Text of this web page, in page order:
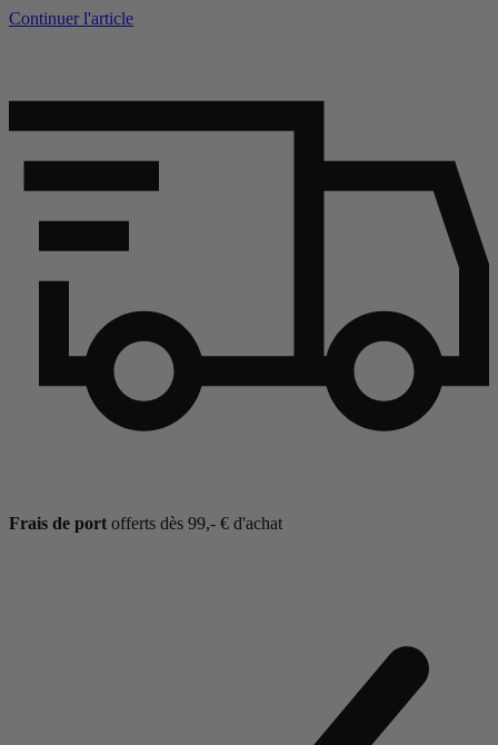
Continuer l'article
Frais de port offerts dès 99,- € d'achat